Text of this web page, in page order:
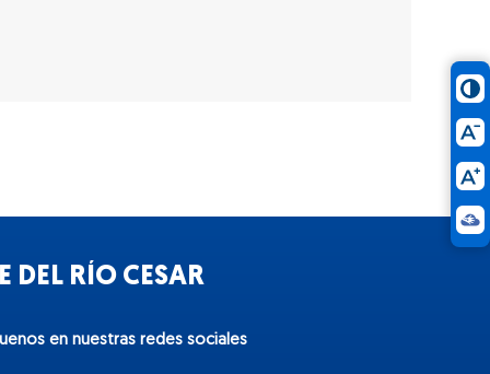
DEL RÍO CESAR
en nuestras redes sociales